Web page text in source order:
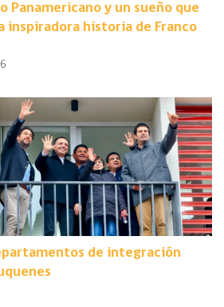
Panamericano y un sueño que
inspiradora historia de Franco
de integración